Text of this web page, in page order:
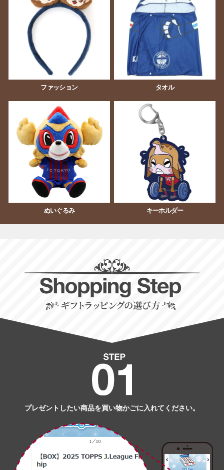
ファッション タオル
ぬいぐるみ キーホルダー
プレゼントしたい商品を買い物かごに入れてください。